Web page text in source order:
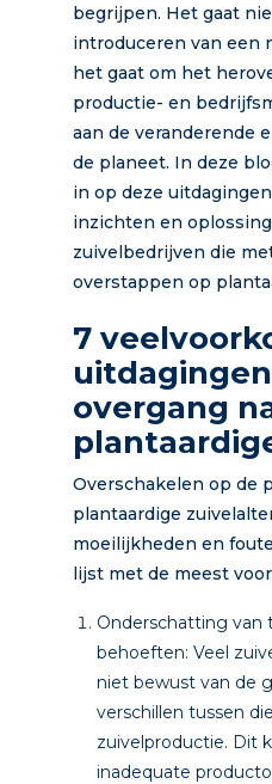
begrijpen. Het gaat
introduceren van een
het gaat om het
productie- en
aan de veranderende
de planeet. In deze
in op deze
inzichten en
zuivelbedrijven die
overstappen op
7
overgang
Overschakelen op de
plantaardige
moeilijkheden en
lijst met de meest
Onderschatting van
behoeften: Veel
niet bewust van de
verschillen tussen
zuivelproductie. Dit
inadequate